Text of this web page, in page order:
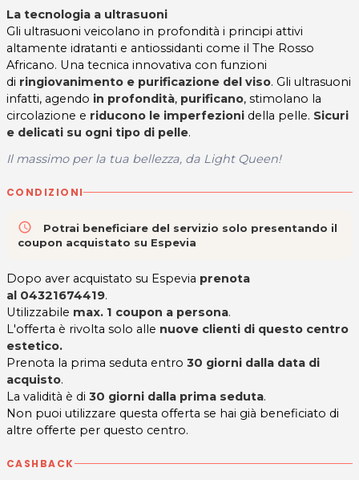
La tecnologia a ultrasuoni
Gli ultrasuoni veicolano in profondità i principi attivi
altamente idratanti e antiossidanti come il The Rosso
Africano. Una tecnica innovativa con funzioni
di ringiovanimento e purificazione del viso. Gli ultrasuoni
infatti, agendo in profondità, purificano, stimolano la
circolazione e riducono le imperfezioni della pelle. Sicuri
e delicati su ogni tipo di pelle.
Il massimo per la tua bellezza, da Light Queen!
CONDIZIONI
access_time
Potrai beneficiare del servizio solo presentando il
coupon acquistato su Espevia
Dopo aver acquistato su Espevia prenota
al 04321674419.
Utilizzabile max. 1 coupon a persona.
L'offerta è rivolta solo alle nuove clienti di questo centro
estetico.
Prenota la prima seduta entro 30 giorni dalla data di
acquisto.
La validità è di 30 giorni dalla prima seduta.
Non puoi utilizzare questa offerta se hai già beneficiato di
altre offerte per questo centro.
CASHBACK